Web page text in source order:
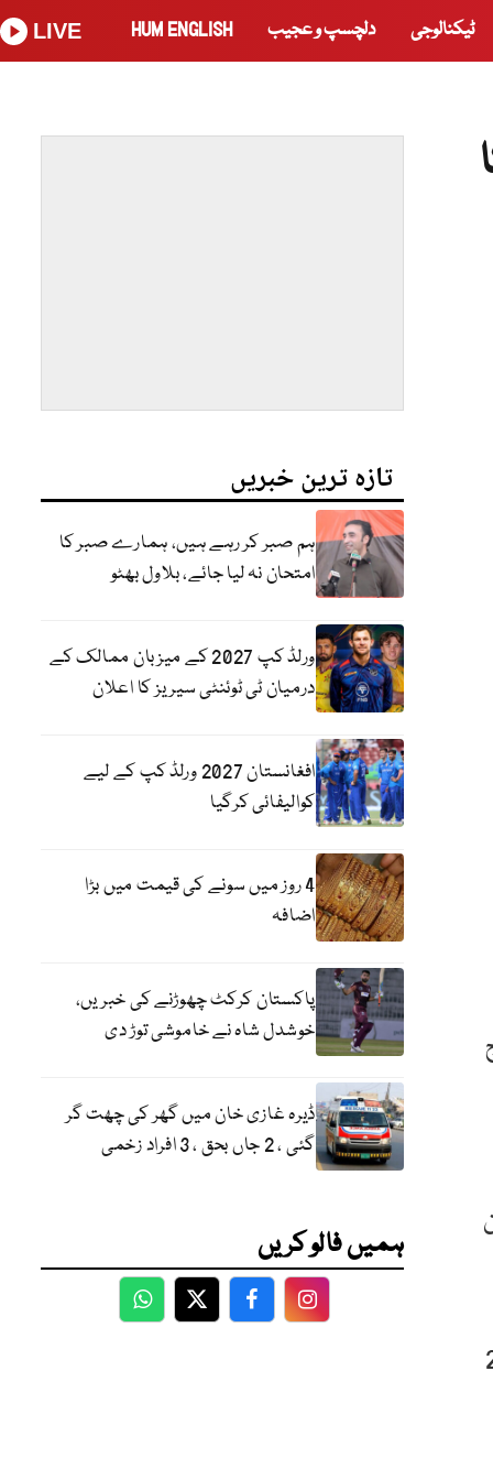
ٹیکنالوجی دلچسپ و عجیب HUM ENGLISH
LIVE
مزید سماعت 28
تازہ ترین خبریں
ہم صبر کر رہے ہیں، ہمارے صبر کا
امتحان نہ لیا جائے، بلاول بھٹو
ورلڈ کپ 2027 کے میزبان ممالک کے
درمیان ٹی ٹوئنٹی سیریز کا اعلان
افغانستان 2027 ورلڈ کپ کے لیے
کوالیفائی کرگیا
4 روز میں سونے کی قیمت میں بڑا
اضافہ
پاکستان کرکٹ چھوڑنے کی خبریں،
خوشدل شاہ نے خاموشی توڑ دی
ڈیرہ غازی خان میں گھر کی چھت گر
گئی ، 2 جاں بحق ، 3 افراد زخمی
ہمیں فالو کریں
WhatsApp
TwitterFacebookFacebook